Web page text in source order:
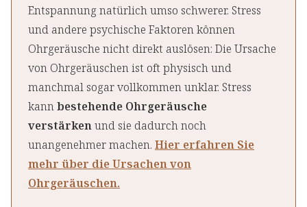
Entspannung natürlich umso schwerer. Stress
und andere psychische Faktoren können
Ohrgeräusche nicht direkt auslösen: Die Ursache
von Ohrgeräuschen ist oft physisch und
manchmal sogar vollkommen unklar. Stress
kannbestehende Ohrgeräusche
verstärkenund sie dadurch noch
unangenehmer machen. Hier erfahren Sie
mehr über die Ursachen von
Ohrgeräuschen.